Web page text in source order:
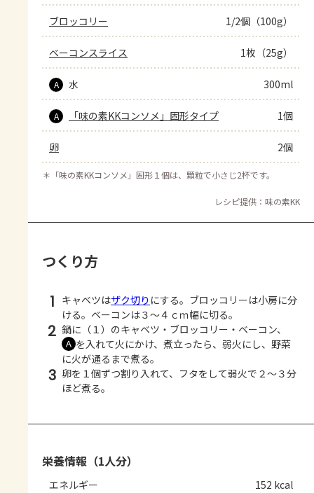
ブロッコリー 1/2個（100g）
ベーコンスライス 1枚（25g）
A 水 300ml
A 「味の素KKコンソメ」固形タイプ 1個
卵 2個
＊ 「味の素KKコンソメ」固形１個は、顆粒で小さじ2杯です。
レシピ提供：味の素KK
つくり方
1 キャベツはザク切り にする。ブロッコリーは小房に分
ける。ベーコンは３～４ｃｍ幅に切る。
2 鍋に（１）のキャベツ・ブロッコリー・ベーコン、
Ａ を入れて火にかけ、煮立ったら、弱火にし、野菜
に火が通るまで煮る。
3 卵を１個ずつ割り入れて、フタをして弱火で２～３分
ほど煮る。
栄養情報（1人分）
エネルギー 152 kcal